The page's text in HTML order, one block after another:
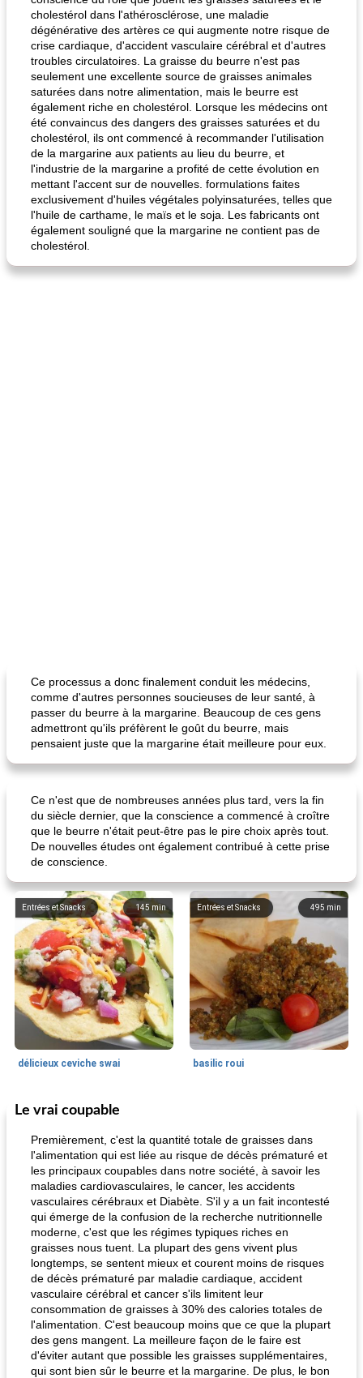
quinoa petit déjeuner méditerranéen
cholestérol dans l'athérosclérose, une maladie
dégénérative des artères ce qui augmente notre risque de
crise cardiaque, d'accident vasculaire cérébral et d'autres
troubles circulatoires. La graisse du beurre n'est pas
seulement une excellente source de graisses animales
saturées dans notre alimentation, mais le beurre est
également riche en cholestérol. Lorsque les médecins ont
été convaincus des dangers des graisses saturées et du
cholestérol, ils ont commencé à recommander l'utilisation
de la margarine aux patients au lieu du beurre, et
l'industrie de la margarine a profité de cette évolution en
mettant l'accent sur de nouvelles. formulations faites
exclusivement d'huiles végétales polyinsaturées, telles que
l'huile de carthame, le maïs et le soja. Les fabricants ont
également souligné que la margarine ne contient pas de
cholestérol.
Ce processus a donc finalement conduit les médecins,
comme d'autres personnes soucieuses de leur santé, à
passer du beurre à la margarine. Beaucoup de ces gens
admettront qu'ils préfèrent le goût du beurre, mais
pensaient juste que la margarine était meilleure pour eux.
Ce n'est que de nombreuses années plus tard, vers la fin
du siècle dernier, que la conscience a commencé à croître
que le beurre n'était peut-être pas le pire choix après tout.
De nouvelles études ont également contribué à cette prise
de conscience.
145 min
Entrées et Snacks
délicieux ceviche swai
495 min
Entrées et Snacks
basilic roui
Déjeuner / Snacks
pois chiches rôtis aux épices amandes au cheddar rôti
Le vrai coupable
Premièrement, c'est la quantité totale de graisses dans
l'alimentation qui est liée au risque de décès prématuré et
les principaux coupables dans notre société, à savoir les
maladies cardiovasculaires, le cancer, les accidents
vasculaires cérébraux et Diabète. S'il y a un fait incontesté
qui émerge de la confusion de la recherche nutritionnelle
moderne, c'est que les régimes typiques riches en
graisses nous tuent. La plupart des gens vivent plus
longtemps, se sentent mieux et courent moins de risques
de décès prématuré par maladie cardiaque, accident
vasculaire cérébral et cancer s'ils limitent leur
consommation de graisses à 30% des calories totales de
l'alimentation. C'est beaucoup moins que ce que la plupart
des gens mangent. La meilleure façon de le faire est
d'éviter autant que possible les graisses supplémentaires,
qui sont bien sûr le beurre et la margarine. De plus, le bon